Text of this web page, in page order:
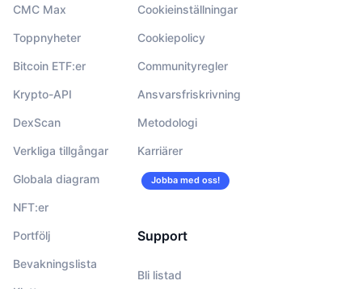
CMC Max
Toppnyheter
Bitcoin ETF:er
Krypto-API
DexScan
Verkliga tillgångar
Globala diagram
NFT:er
Portfölj
Bevakningslista
Cookieinställningar
Cookiepolicy
Communityregler
Ansvarsfriskrivning
Metodologi
Karriärer
Jobba med oss!
Support
Bli listad